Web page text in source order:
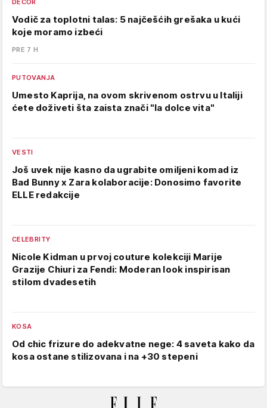
DECOR
Vodič za toplotni talas: 5 najčešćih grešaka u kući
koje moramo izbeći
PRE 7 H
PUTOVANJA
Umesto Kaprija, na ovom skrivenom ostrvu u Italiji
ćete doživeti šta zaista znači "la dolce vita"
VESTI
Još uvek nije kasno da ugrabite omiljeni komad iz
Bad Bunny x Zara kolaboracije: Donosimo favorite
ELLE redakcije
CELEBRITY
Nicole Kidman u prvoj couture kolekciji Marije
Grazije Chiuri za Fendi: Moderan look inspirisan
stilom dvadesetih
KOSA
Od chic frizure do adekvatne nege: 4 saveta kako da
kosa ostane stilizovana i na +30 stepeni